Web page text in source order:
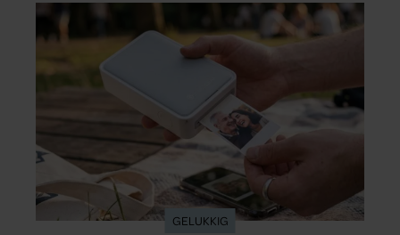
aan herinneringen op. Daar begon hun leven
samen en werd dochter Lola geboren.
GELUKKIG